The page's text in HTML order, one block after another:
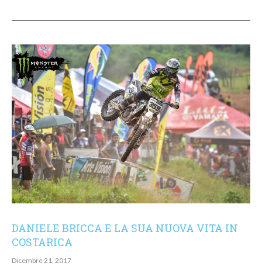
DANIELE BRICCA E LA SUA NUOVA VITA IN
COSTARICA
Dicembre 21, 2017